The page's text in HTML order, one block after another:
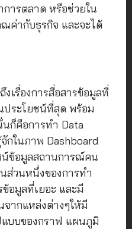
การตลาด หรือช่วยใน
ค่ากับธุรกิจ และจะได้
เรื่องการสื่อสารข้อมูลที่
ประโยชน์ที่สุด พร้อม
นก็คือการทำ Data
กในภาพ Dashboard
น์ข้อมูลสถานการณ์คน
ส่วนหนึ่งของการทำ
อมูลที่เยอะ และมี
ากแหล่งต่างๆให้มี
บบของกราฟ แผนภูมิ